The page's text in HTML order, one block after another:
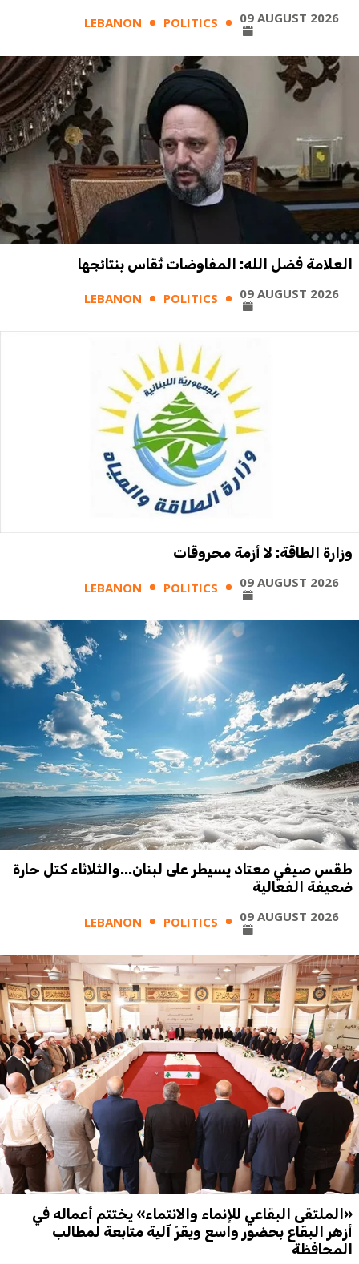
LEBANON POLITICS 09 AUGUST 2026
العلامة فضل الله: المفاوضات تُقاس بنتائجها
LEBANON POLITICS 09 AUGUST 2026
وزارة الطاقة: لا أزمة محروقات
LEBANON POLITICS 09 AUGUST 2026
طقس صيفي معتاد يسيطر على لبنان...والثلاثاء كتل حارة
ضعيفة الفعالية
LEBANON POLITICS 09 AUGUST 2026
«الملتقى البقاعي للإنماء والانتماء» يختتم أعماله في
أزهر البقاع بحضور واسع ويقرّ آلية متابعة لمطالب
المحافظة